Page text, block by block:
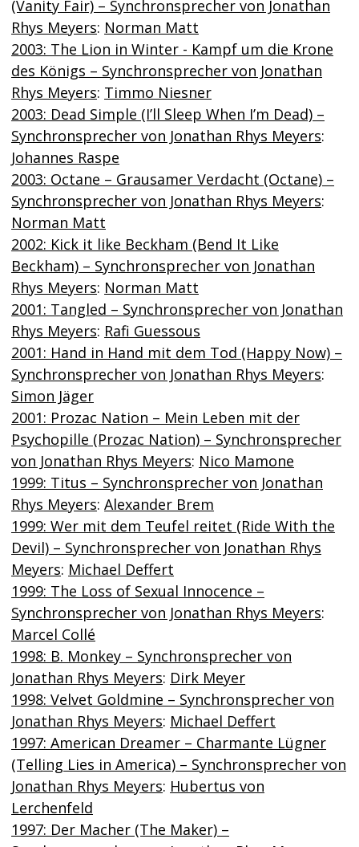
(Vanity Fair) – Synchronsprecher von Jonathan
Rhys Meyers: Norman Matt
2003: The Lion in Winter - Kampf um die Krone
des Königs – Synchronsprecher von Jonathan
Rhys Meyers: Timmo Niesner
2003: Dead Simple (I’ll Sleep When I’m Dead) –
Synchronsprecher von Jonathan Rhys Meyers:
Johannes Raspe
2003: Octane – Grausamer Verdacht (Octane) –
Synchronsprecher von Jonathan Rhys Meyers:
Norman Matt
2002: Kick it like Beckham (Bend It Like
Beckham) – Synchronsprecher von Jonathan
Rhys Meyers: Norman Matt
2001: Tangled – Synchronsprecher von Jonathan
Rhys Meyers: Rafi Guessous
2001: Hand in Hand mit dem Tod (Happy Now) –
Synchronsprecher von Jonathan Rhys Meyers:
Simon Jäger
2001: Prozac Nation – Mein Leben mit der
Psychopille (Prozac Nation) – Synchronsprecher
von Jonathan Rhys Meyers: Nico Mamone
1999: Titus – Synchronsprecher von Jonathan
Rhys Meyers:Alexander Brem
1999: Wer mit dem Teufel reitet (Ride With the
Devil) – Synchronsprecher von Jonathan Rhys
Meyers: Michael Deffert
1999: The Loss of Sexual Innocence –
Synchronsprecher von Jonathan Rhys Meyers:
Marcel Collé
1998: B. Monkey – Synchronsprecher von
Jonathan Rhys Meyers: Dirk Meyer
1998: Velvet Goldmine – Synchronsprecher von
Jonathan Rhys Meyers: Michael Deffert
1997: American Dreamer – Charmante Lügner
(Telling Lies in America) – Synchronsprecher von
Jonathan Rhys Meyers: Hubertus von
Lerchenfeld
1997: Der Macher (The Maker) –